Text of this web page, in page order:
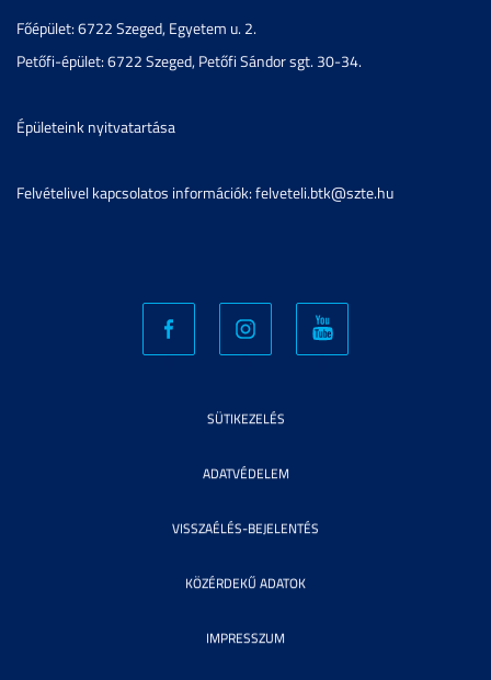
Főépület: 6722 Szeged, Egyetem u. 2.
Petőfi-épület: 6722 Szeged, Petőfi Sándor sgt. 30-34.
Épületeink nyitvatartása
Felvételivel kapcsolatos információk: felveteli.btk@szte.hu
SÜTIKEZELÉS
ADATVÉDELEM
VISSZAÉLÉS-BEJELENTÉS
KÖZÉRDEKŰ ADATOK
IMPRESSZUM